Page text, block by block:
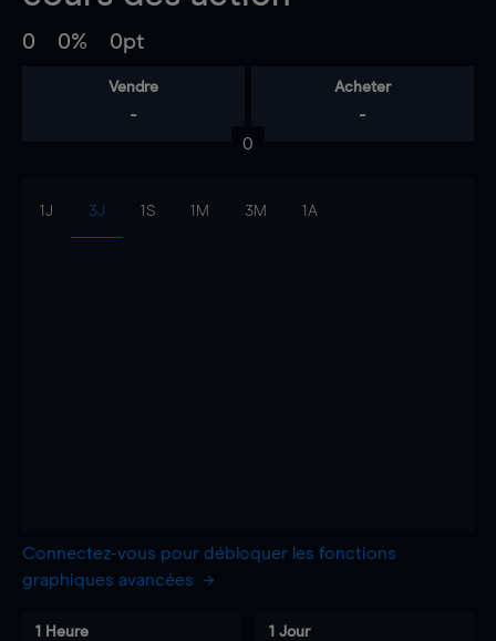
0 0% 0pt
Vendre
-
Acheter
-
0
1J 3J 1S 1M 3M 1A
Connectez-vous pour débloquer les fonctions
graphiques avancées
1 Heure 1 Jour